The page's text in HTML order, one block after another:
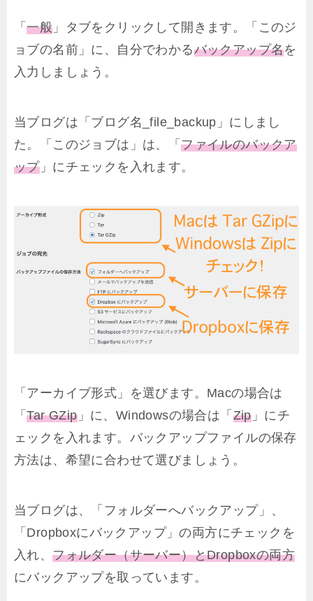
「一般 」タブをクリックして開きます。「このジ
ョブの名前」に、自分でわかるバックアップ名を
入力しましょう。
当ブログは「ブログ名_file_backup」にしまし
た。「このジョブは」は、「ファイルのバックア
ップ」にチェックを入れます。
「アーカイブ形式」を選びます。Macの場合は
「Tar GZip」に、Windowsの場合は「 Zip」にチ
ェックを入れます。バックアップファイルの保存
方法は、希望に合わせて選びましょう。
当ブログは、「フォルダーへバックアップ」、
「Dropboxにバックアップ」の両方にチェックを
入れ、フォルダー（サーバー）とDropboxの両方
にバックアップを取っています。